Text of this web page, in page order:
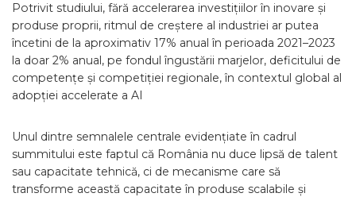
Potrivit studiului, fără accelerarea investițiilor în inovare și
produse proprii, ritmul de creștere al industriei ar putea
încetini de la aproximativ 17% anual în perioada 2021–2023
la doar 2% anual, pe fondul îngustării marjelor, deficitului de
competențe și competiției regionale, în contextul global al
adopției accelerate a AI
Unul dintre semnalele centrale evidențiate în cadrul
summitului este faptul că România nu duce lipsă de talent
sau capacitate tehnică, ci de mecanisme care să
transforme această capacitate în produse scalabile și